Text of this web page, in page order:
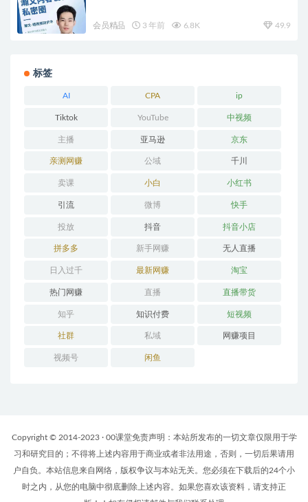
会员精品 3 年前 6.8K 49.9
标签
AI CPA ip
Tiktok YouTube 中视频
主播 亚马逊 京东
亲测网赚 公域 千川
卖课 小白 小红书
引流 微博 快手
投放 抖音 抖音小店
拼多多 新手网赚 无人直播
日入过千 最新网赚 淘宝
热门网赚 直播 直播带货
知乎 知识付费 短视频
社群 私域 网赚项目
视频号 闲鱼
Copyright © 2014-2023 · 00课堂免责声明：本站所发布的一切文章仅限用于学
习和研究目的；不得将上述内容用于商业或者非法用途，否则，一切后果请用
户自负。本站信息来自网络，版权争议与本站无关。您必须在下载后的24个小
时之内，从您的电脑中彻底删除上述内容。如果您喜欢该资料，请支持正